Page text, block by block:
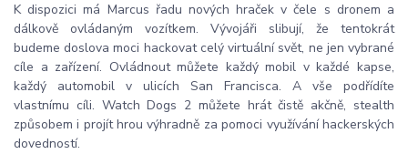
K dispozici má Marcus řadu nových hraček v čele s dronem a
dálkově ovládaným vozítkem. Vývojáři slibují, že tentokrát
budeme doslova moci hackovat celý virtuální svět, ne jen vybrané
cíle a zařízení. Ovládnout můžete každý mobil v každé kapse,
každý automobil v ulicích San Francisca. A vše podřídíte
vlastnímu cíli. Watch Dogs 2 můžete hrát čistě akčně, stealth
způsobem i projít hrou výhradně za pomoci využívání hackerských
dovedností.